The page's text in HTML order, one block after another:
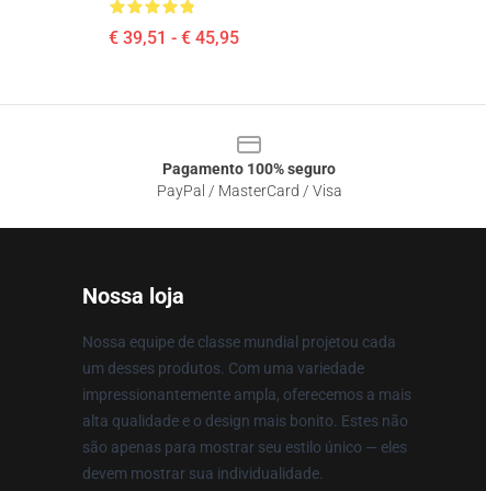
€ 39,51 - € 45,95
Pagamento 100% seguro
PayPal / MasterCard / Visa
Nossa loja
Nossa equipe de classe mundial projetou cada
um desses produtos. Com uma variedade
impressionantemente ampla, oferecemos a mais
alta qualidade e o design mais bonito. Estes não
são apenas para mostrar seu estilo único — eles
devem mostrar sua individualidade.